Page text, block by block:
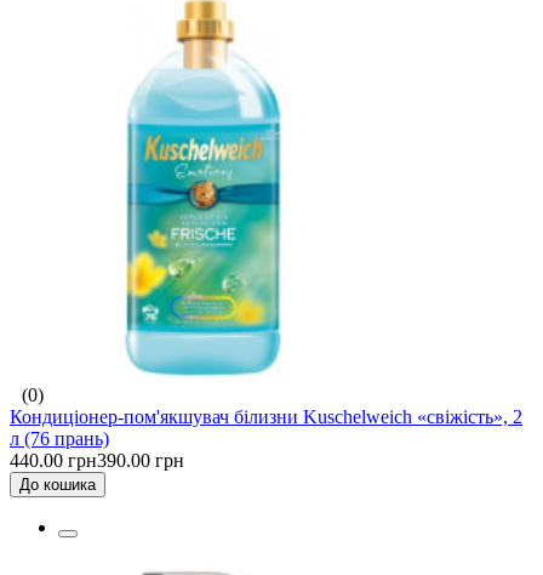
(0)
Кондиціонер-пом'якшувач білизни Kuschelweich «свіжість», 2
л (76 прань)
440.00 грн390.00 грн
До кошика